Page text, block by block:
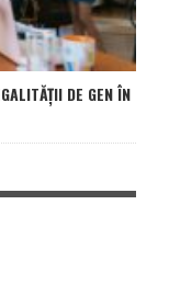
DE GEN ÎN